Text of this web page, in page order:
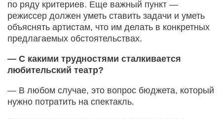
по ряду критериев. Еще важный пункт —
режиссер должен уметь ставить задачи и уметь
объяснять артистам, что им делать в конкретных
предлагаемых обстоятельствах.
— С какими трудностями сталкивается
любительский театр?
— В любом случае, это вопрос бюджета, который
нужно потратить на спектакль.